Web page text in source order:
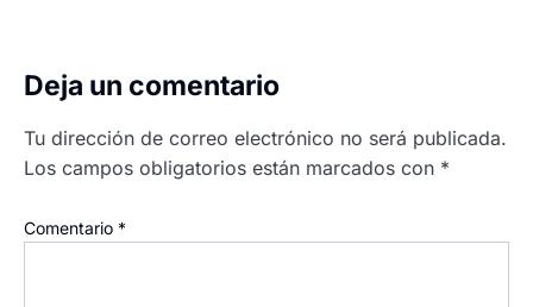
Deja un comentario
Tu dirección de correo electrónico no será publicada.
Los campos obligatorios están marcados con *
Comentario *